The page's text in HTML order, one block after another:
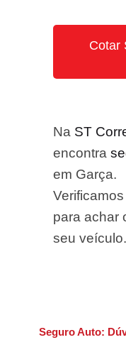
Cotar
encontra
em Garça.
Verificamos
para achar
seu veículo.